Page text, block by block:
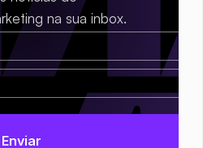
na sua inbox.